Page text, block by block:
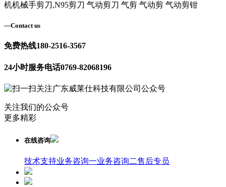
机机械手剪刀,N95剪刀 气动剪刀 气剪 气动剪 气动剪钳
—Contact us
免费热线180-2516-3567
24小时服务电话0769-82068196
关注我们的公众号
更多精彩
在线咨询
技术支持业务咨询一业务咨询二售后专员